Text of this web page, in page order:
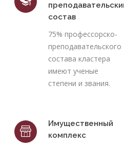
состав
75% профессорско-
преподавательского
состава кластера
имеют ученые
степени и звания.
Имущественный
комплекс